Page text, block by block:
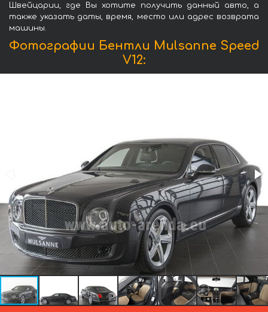
Швейцарии, где Вы хотите получить данный авто, а
также указать даты, время, место или адрес возврата
машины.
Фотографии Бентли Mulsanne Speed
V12: